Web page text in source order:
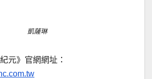
凱薩琳
元》官網網址：